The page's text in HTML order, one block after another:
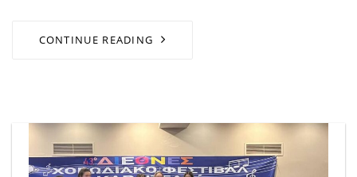
CONTINUE READING